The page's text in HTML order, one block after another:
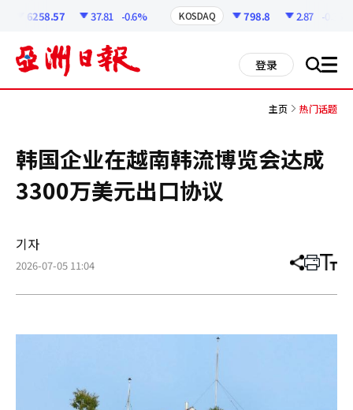
6258.57 37.81 -0.6% KOSDAQ 798.8 2.87 -0.36%
登录 搜 all
主页 热门话题
韩国企业在越南韩流博览会达成
3300万美元出口协议
기자
2026-07-05 11:04 分
章
打 调
小